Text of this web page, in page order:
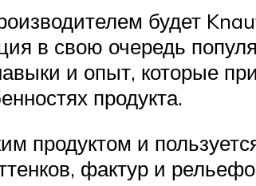
будет
в свою очередь
и опыт, которые
продукта.
продуктом и
фактур и